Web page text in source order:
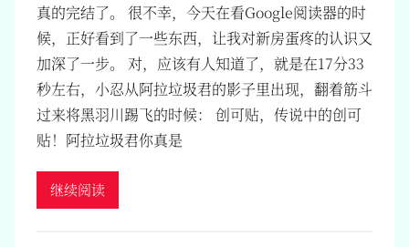
真的完结了。 很不幸，今天在看Google阅读器的时
候，正好看到了一些东西，让我对新房蛋疼的认识又
加深了一步。 对，应该有人知道了，就是在17分33
秒左右，小忍从阿拉垃圾君的影子里出现，翻着筋斗
过来将黑羽川踢飞的时候： 创可贴，传说中的创可
贴！阿拉垃圾君你真是
继续阅读